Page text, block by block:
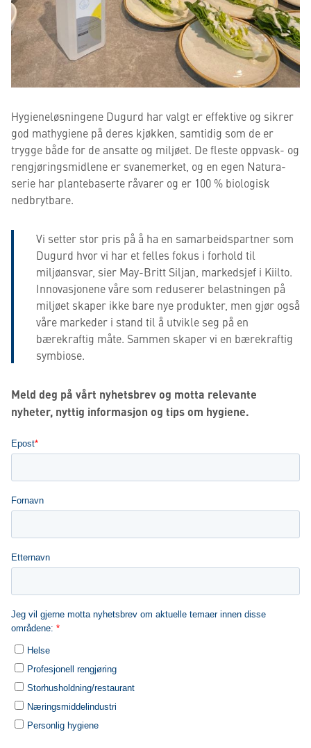
Hygieneløsningene Dugurd har valgt er effektive og sikrer
god mathygiene på deres kjøkken, samtidig som de er
trygge både for de ansatte og miljøet. De fleste oppvask- og
rengjøringsmidlene er svanemerket, og en egen Natura-
serie har plantebaserte råvarer og er 100 % biologisk
nedbrytbare.
Vi setter stor pris på å ha en samarbeidspartner som
Dugurd hvor vi har et felles fokus i forhold til
miljøansvar, sier May-Britt Siljan, markedsjef i Kiilto.
Innovasjonene våre som reduserer belastningen på
miljøet skaper ikke bare nye produkter, men gjør også
våre markeder i stand til å utvikle seg på en
bærekraftig måte. Sammen skaper vi en bærekraftig
symbiose.
Meld deg på vårt nyhetsbrev og motta relevante
nyheter, nyttig informasjon og tips om hygiene.